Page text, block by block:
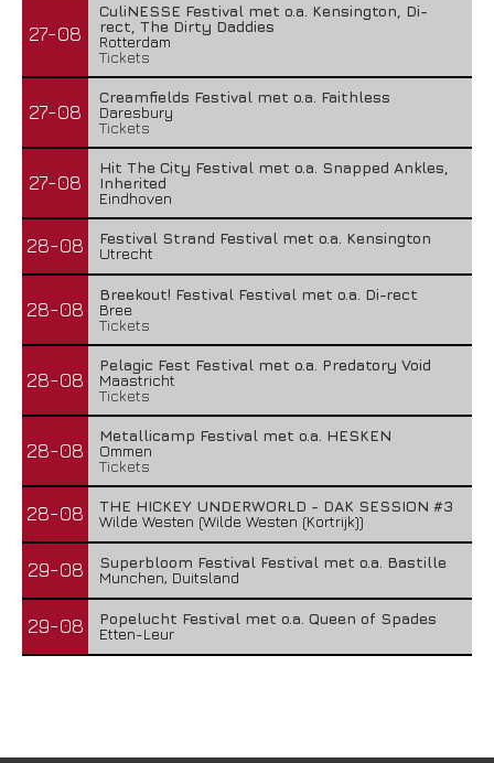
27-08
CuliNESSE Festival met o.a. Kensington, Di-
rect, The Dirty Daddies
Rotterdam
Tickets
27-08
Creamfields Festival met o.a. Faithless
Daresbury
Tickets
27-08
Hit The City Festival met o.a. Snapped Ankles,
Inherited
Eindhoven
28-08
Festival Strand Festival met o.a. Kensington
Utrecht
28-08
Breekout! Festival Festival met o.a. Di-rect
Bree
Tickets
28-08
Pelagic Fest Festival met o.a. Predatory Void
Maastricht
Tickets
28-08
Metallicamp Festival met o.a. HESKEN
Ommen
Tickets
28-08
THE HICKEY UNDERWORLD - DAK SESSION #3
Wilde Westen (Wilde Westen (Kortrijk))
29-08
Superbloom Festival Festival met o.a. Bastille
Munchen, Duitsland
29-08
Popelucht Festival met o.a. Queen of Spades
Etten-Leur